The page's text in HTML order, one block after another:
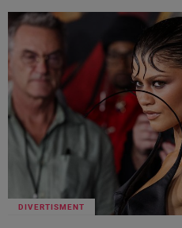
DIVERTISMENT